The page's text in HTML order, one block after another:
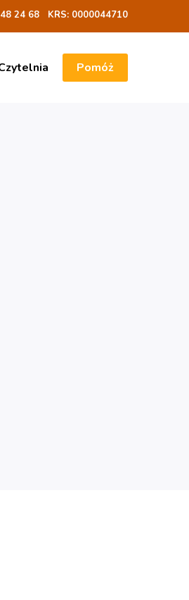
24 68 KRS: 0000044710
Pomóż